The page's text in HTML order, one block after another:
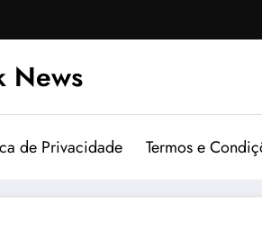
News
de Privacidade Termos e